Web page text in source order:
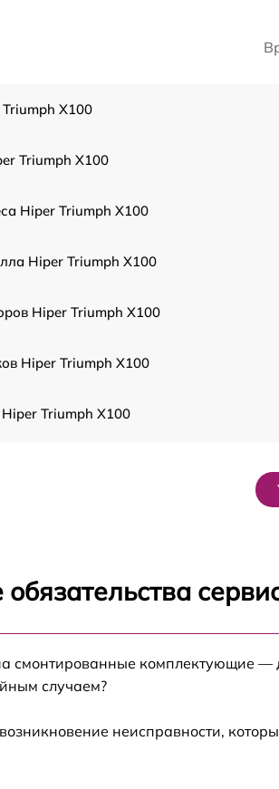
X100
Triumph X100
Hiper Triumph X100
Hiper Triumph X100
Hiper Triumph X100
Hiper Triumph X100
Triumph X100
Triumph X100
смонтированные комплектующие —
случаем?
неисправности,